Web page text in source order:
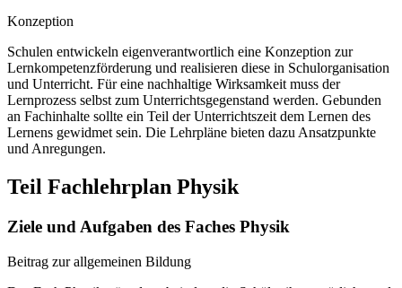
Konzeption
Schulen entwickeln eigenverantwortlich eine Konzeption zur
Lernkompetenzförderung und realisieren diese in Schulorganisation
und Unterricht. Für eine nachhaltige Wirksamkeit muss der
Lernprozess selbst zum Unterrichtsgegenstand werden. Gebunden
an Fachinhalte sollte ein Teil der Unterrichtszeit dem Lernen des
Lernens gewidmet sein. Die Lehrpläne bieten dazu Ansatzpunkte
und Anregungen.
Teil Fachlehrplan Physik
Ziele und Aufgaben des Faches Physik
Beitrag zur allgemeinen Bildung